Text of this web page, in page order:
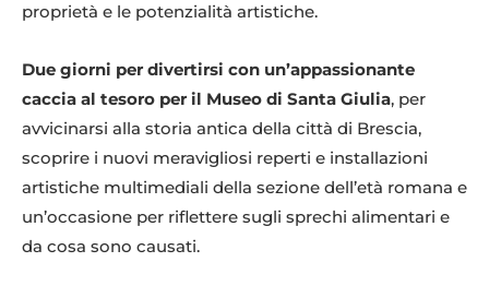
proprietà e le potenzialità artistiche.
Due giorni per divertirsi con un’appassionante
caccia al tesoro per il Museo di Santa Giulia, per
avvicinarsi alla storia antica della città di Brescia,
scoprire i nuovi meravigliosi reperti e installazioni
artistiche multimediali della sezione dell’età romana e
un’occasione per riflettere sugli sprechi alimentari e
da cosa sono causati.